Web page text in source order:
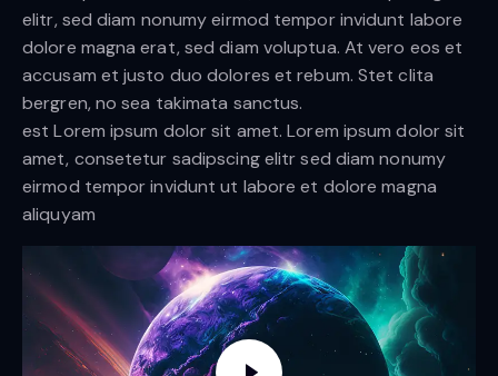
elitr, sed diam nonumy eirmod tempor invidunt labore
dolore magna erat, sed diam voluptua. At vero eos et
accusam et justo duo dolores et rebum. Stet clita
bergren, no sea takimata sanctus.
est Lorem ipsum dolor sit amet. Lorem ipsum dolor sit
amet, consetetur sadipscing elitr sed diam nonumy
eirmod tempor invidunt ut labore et dolore magna
aliquyam